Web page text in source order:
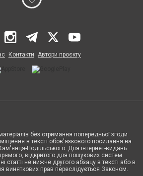
Контакти Автори проєкту
без отримання попередньої згоди
в тексті обов'язкового посилання на
Подільського. Для інтернет-видань
відкритого для пошукових систем
статті не нижче другого абзацу в тексті або в
виняткових прав переслідується Законом.